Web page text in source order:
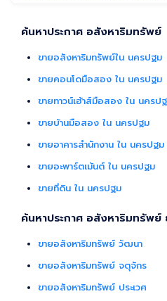
เชื่อ จนไปถึงขั้นตอนการโอนฯกรรมสิทธิ์ รับฝากขายเพื่อให้ลูกค้าขายบ้าน
กรมที่ดินทุกพื้นที่ ไร้กังวลเรื่องการโอนกรร
ค้นหาประกาศ อสังหาริมทรัพย์
ขายอสังหาริมทรัพย์ใน นครปฐม
ขายคอนโดมือสอง ใน นครปฐม
ขายทาวน์เฮ้าส์มือสอง ใน นครป
ขายบ้านมือสอง ใน นครปฐม
ขายอาคารสำนักงาน ใน นครปฐม
ขายอะพาร์ตเม้นต์ ใน นครปฐม
ขายที่ดิน ใน นครปฐม
ค้นหาประกาศ อสังหาริมทรัพ
ขายอสังหาริมทรัพย์ วัฒนา
ขายอสังหาริมทรัพย์ จตุจักร
ขายอสังหาริมทรัพย์ ประเวศ